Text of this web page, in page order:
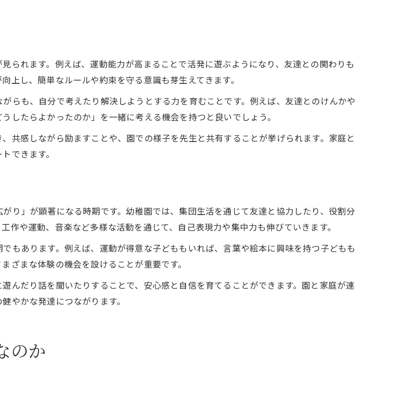
られます。例えば、運動能力が高まることで活発に遊ぶようになり、友達との関わりも
上し、簡単なルールや約束を守る意識も芽生えてきます。
らも、自分で考えたり解決しようとする力を育むことです。例えば、友達とのけんかや
したらよかったのか」を一緒に考える機会を持つと良いでしょう。
共感しながら励ますことや、園での様子を先生と共有することが挙げられます。家庭と
できます。
り」が顕著になる時期です。幼稚園では、集団生活を通じて友達と協力したり、役割分
作や運動、音楽など多様な活動を通じて、自己表現力や集中力も伸びていきます。
もあります。例えば、運動が得意な子どももいれば、言葉や絵本に興味を持つ子どもも
ざまな体験の機会を設けることが重要です。
んだり話を聞いたりすることで、安心感と自信を育てることができます。園と家庭が連
やかな発達につながります。
のか